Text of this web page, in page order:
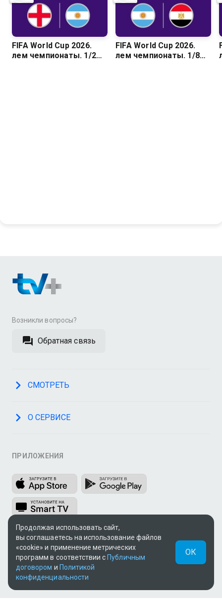
FIFA World Cup 2026.
Әлем чемпионаты. 1/2
FIFA World Cup 2026.
Әлем чемпионаты. 1/8
Возникли вопросы?
Обратная связь
СМОТРЕТЬ
О СЕРВИСЕ
ПРИЛОЖЕНИЯ
МЫ В СОЦСЕТЯХ
Продолжая использовать сайт,
вы соглашаетесь на использование файлов
«cookie» и применение метрических
программ в соответствии с Публичным
договором и Политикой
конфиденциальности
ОК